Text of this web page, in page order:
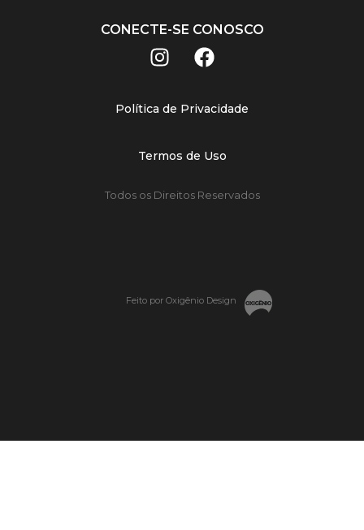
CONECTE-SE CONOSCO
Política de Privacidade
Termos de Uso
Todos os Direitos Reservados
Feito por Oxigênio Design